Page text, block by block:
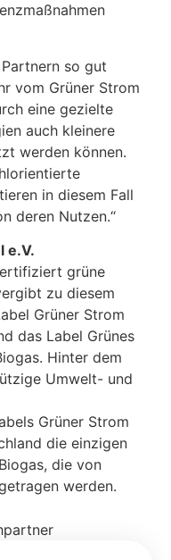
so gut
vom Grüner Strom
eine gezielte
auch kleinere
werden können.
in diesem Fall
deren Nutzen.“
e.V.
grüne
zu diesem
Grüner Strom
das Label Grünes
Hinter dem
Umwelt- und
Grüner Strom
die einzigen
die von
werden.